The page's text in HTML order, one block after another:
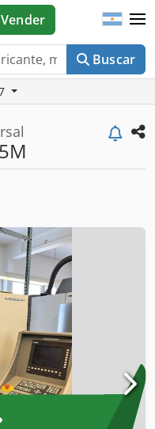
Buscar
Vender